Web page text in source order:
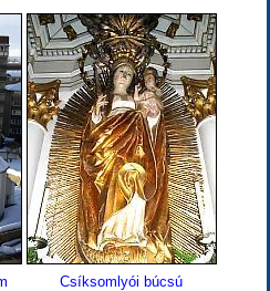
Csíksomlyói búcsú